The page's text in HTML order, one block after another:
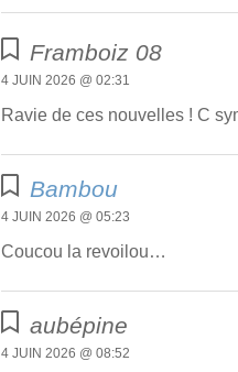
Framboiz 08
4 JUIN 2026 @ 02:31
Ravie de ces nouvelles ! C
Bambou
4 JUIN 2026 @ 05:23
Coucou la revoilou…
aubépine
4 JUIN 2026 @ 08:52